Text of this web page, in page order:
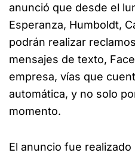
anunció que desde el
Esperanza, Humboldt,
podrán realizar
mensajes de texto,
empresa, vías que
automática, y no solo
momento.
El anuncio fue